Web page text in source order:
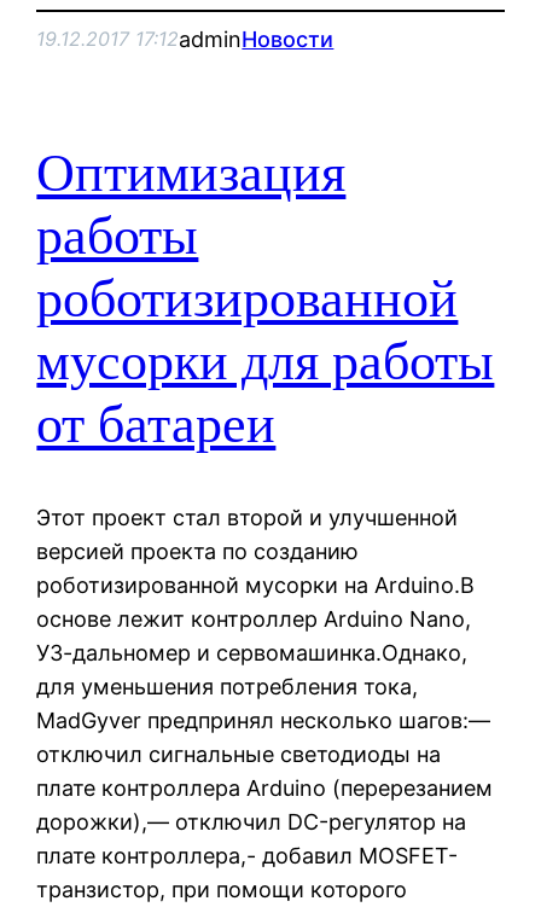
19.12.2017 17:12adminНовости
Оптимизация
работы
роботизированной
мусорки для работы
от батареи
Этот проект стал второй и улучшенной
версией проекта по созданию
роботизированной мусорки на Arduino.В
основе лежит контроллер Arduino Nano,
УЗ-дальномер и сервомашинка.Однако,
для уменьшения потребления тока,
MadGyver предпринял несколько шагов:—
отключил сигнальные светодиоды на
плате контроллера Arduino (перерезанием
дорожки),— отключил DC-регулятор на
плате контроллера,- добавил MOSFET-
транзистор, при помощи которого